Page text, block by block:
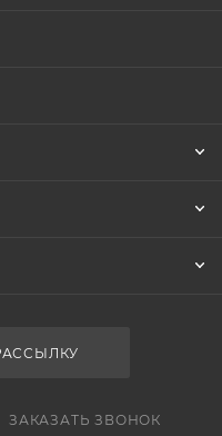
ЗАКАЗАТЬ ЗВОНОК